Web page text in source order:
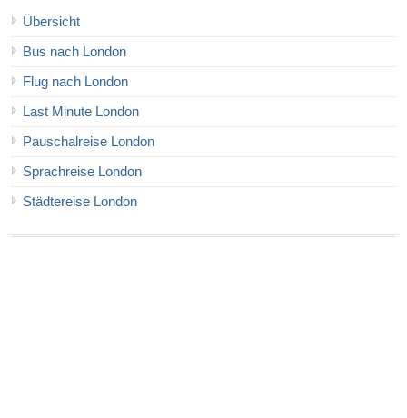
Übersicht
Bus nach London
Flug nach London
Last Minute London
Pauschalreise London
Sprachreise London
Städtereise London